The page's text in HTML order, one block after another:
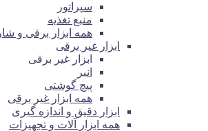
سپراتور
منبع تغذیه
همه ابزار برقی و
ابزار غیر برقی
ابزار غیر برقی
انبر
پیچ گوشتی
همه ابزار غیر برقی
ابزار دقیق و اندازه گیری
همه ابزار آلات و تجهیزات